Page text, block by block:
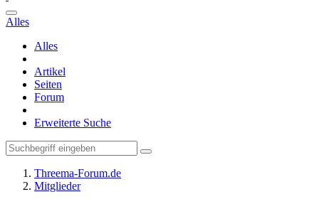
Alles
Alles
Artikel
Seiten
Forum
Erweiterte Suche
Threema-Forum.de
Mitglieder